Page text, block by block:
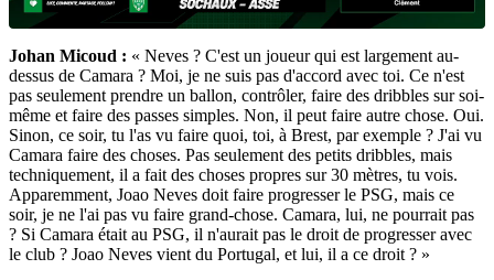
Johan Micoud : « Neves ? C'est un joueur qui est largement au-
dessus de Camara ? Moi, je ne suis pas d'accord avec toi. Ce n'est
pas seulement prendre un ballon, contrôler, faire des dribbles sur soi-
même et faire des passes simples. Non, il peut faire autre chose. Oui.
Sinon, ce soir, tu l'as vu faire quoi, toi, à Brest, par exemple ? J'ai vu
Camara faire des choses. Pas seulement des petits dribbles, mais
techniquement, il a fait des choses propres sur 30 mètres, tu vois.
Apparemment, Joao Neves doit faire progresser le PSG, mais ce
soir, je ne l'ai pas vu faire grand-chose. Camara, lui, ne pourrait pas
? Si Camara était au PSG, il n'aurait pas le droit de progresser avec
le club ? Joao Neves vient du Portugal, et lui, il a ce droit ? »